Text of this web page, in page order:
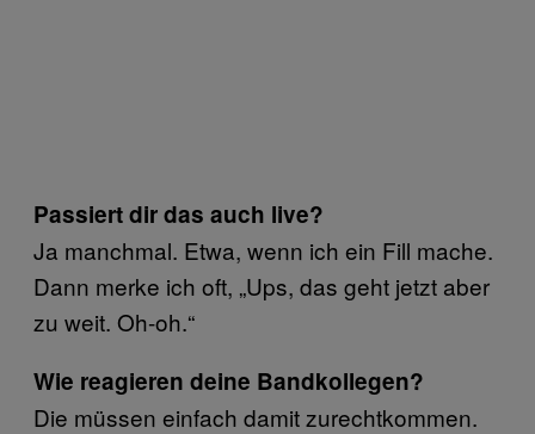
Passiert dir das auch live?
Ja manchmal. Etwa, wenn ich ein Fill mache.
Dann merke ich oft, „Ups, das geht jetzt aber
zu weit. Oh-oh.“
Wie reagieren deine Bandkollegen?
Die müssen einfach damit zurechtkommen.